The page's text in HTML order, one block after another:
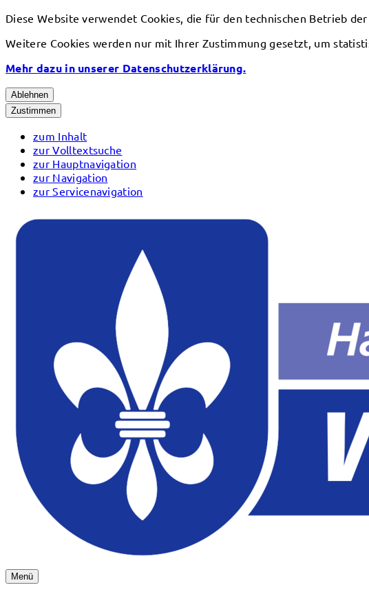
Diese Website verwendet Cookies, die für den technischen Betrieb
Weitere Cookies werden nur mit Ihrer Zustimmung gesetzt, um
Mehr dazu in unserer Datenschutzerklärung.
Ablehnen
Zustimmen
zum Inhalt
zur Volltextsuche
zur Hauptnavigation
zur Navigation
zur Servicenavigation
Menü